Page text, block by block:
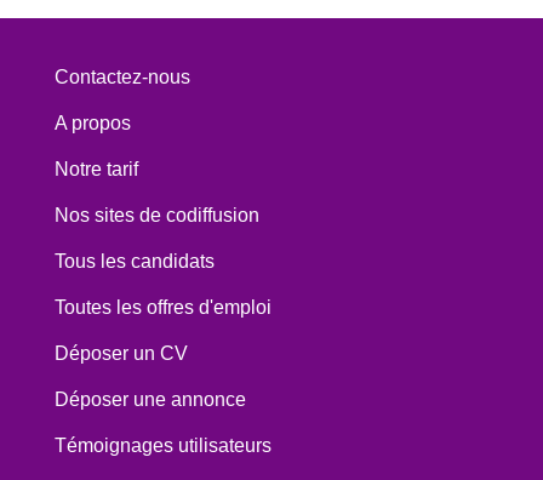
Contactez-nous
A propos
Notre tarif
Nos sites de codiffusion
Tous les candidats
Toutes les offres d'emploi
Déposer un CV
Déposer une annonce
Témoignages utilisateurs